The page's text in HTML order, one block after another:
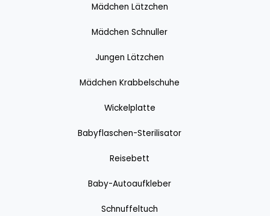
Mädchen Lätzchen
Mädchen Schnuller
Jungen Lätzchen
Mädchen Krabbelschuhe
Wickelplatte
Babyflaschen-Sterilisator
Reisebett
Baby-Autoaufkleber
Schnuffeltuch